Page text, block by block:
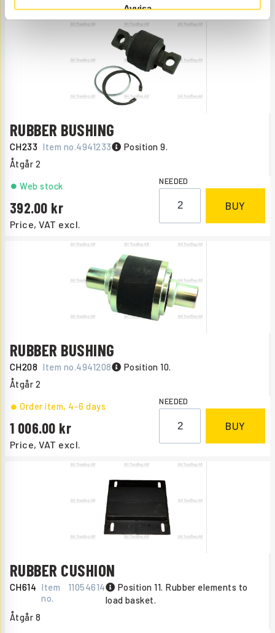
Avvisa
RUBBER BUSHING
CH233 Item no.4941233 Position 9.
Åtgår 2
Price, VAT excl.
392.00
Web stock NEEDED
BUY
RUBBER BUSHING
CH208 Item no.4941208 Position 10.
Åtgår 2
Price, VAT excl.
1 006.00
Order item, 4-6 days NEEDED
BUY
RUBBER CUSHION
CH614 Item
no.
11054614
Position 11. Rubber elements to
load basket.
Åtgår 8